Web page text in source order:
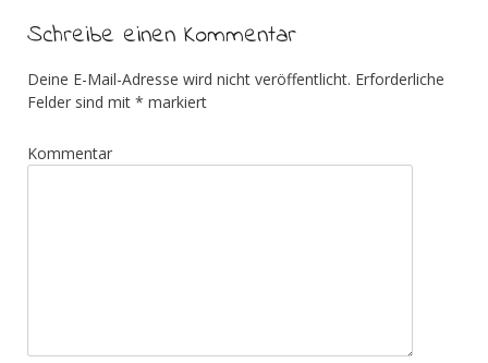
Schreibe einen Kommentar
Deine E-Mail-Adresse wird nicht veröffentlicht. Erforderliche
Felder sind mit * markiert
Kommentar